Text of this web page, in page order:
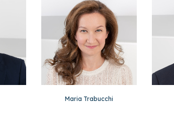
Maria Trabucchi